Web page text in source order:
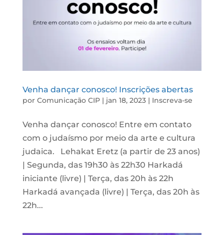
Venha dançar conosco! Inscrições abertas
por Comunicação CIP| jan 18, 2023| Inscreva-se
Venha dançar conosco! Entre em contato
com o judaísmo por meio da arte e cultura
judaica. Lehakat Eretz (a partir de 23 anos)
| Segunda, das 19h30 às 22h30 Harkadá
iniciante (livre) | Terça, das 20h às 22h
Harkadá avançada (livre) | Terça, das 20h às
22h...